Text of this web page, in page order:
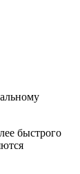
быстрого